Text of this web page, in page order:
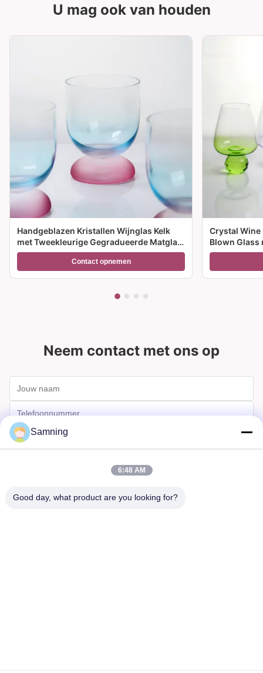
U mag ook van houden
Handgeblazen Kristallen Wijnglas Kelk
met Tweekleurige Gegradueerde Matglas
Voet en 300ml Capaciteit voor
Wijncocktail en Woondecoratie
Contact opnemen
Crystal Wine
Blown Glass
meerdere
Neem contact met ons op
Samning
6:48 AM
Good day, what product are you looking for?